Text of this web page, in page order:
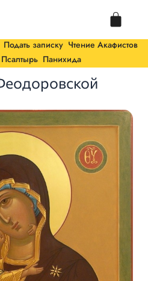
Cart
Подать записку Чтение Акафистов
Панихида